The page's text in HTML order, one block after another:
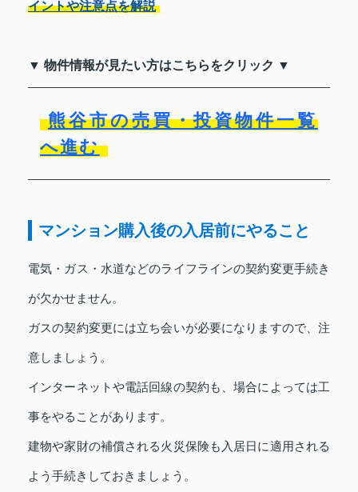
イントや注意点を解説
▼ 物件情報が見たい方はこちらをクリック ▼
熊谷市の売買・投資物件一覧
へ進む
マンション購入後の入居前にやること
電気・ガス・水道などのライフラインの契約変更手続き
が欠かせません。
ガスの契約変更には立ち会いが必要になりますので、注
意しましょう。
インターネットや電話回線の契約も、場合によっては工
事をやることがあります。
建物や家財の補償される火災保険も入居日に適用される
よう手続きしておきましょう。